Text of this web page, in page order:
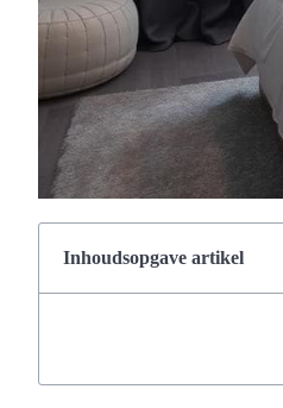
Inhoudsopgave artikel